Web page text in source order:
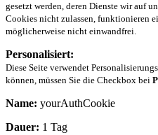
gesetzt werden, deren Dienste wir auf
Cookies nicht zulassen, funktionieren
möglicherweise nicht einwandfrei.
Personalisiert:
Diese Seite verwendet
können, müssen Sie die Checkbox bei
Name: yourAuthCookie
Dauer: 1 Tag